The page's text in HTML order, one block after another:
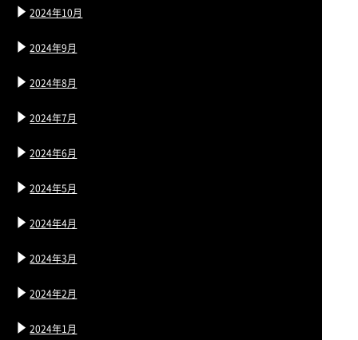
2024年10月
2024年9月
2024年8月
2024年7月
2024年6月
2024年5月
2024年4月
2024年3月
2024年2月
2024年1月